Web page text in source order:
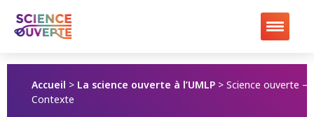
Accueil > La science ouverte à l’UMLP > Science ouverte –
Contexte